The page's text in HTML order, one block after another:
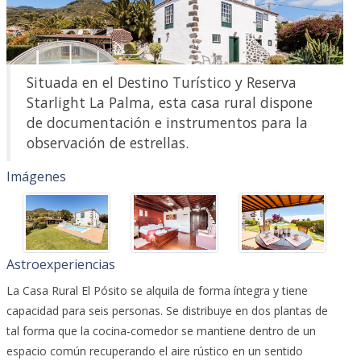
Situada en el Destino Turístico y Reserva
Starlight La Palma, esta casa rural dispone
de documentación e instrumentos para la
observación de estrellas.
Imágenes
Astroexperiencias
La Casa Rural El Pósito se alquila de forma íntegra y tiene
capacidad para seis personas. Se distribuye en dos plantas de
tal forma que la cocina-comedor se mantiene dentro de un
espacio común recuperando el aire rústico en un sentido